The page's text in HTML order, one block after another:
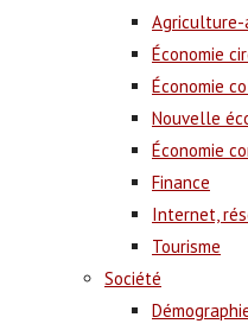
Économie
Économie
Nouvelle
Économie
Finance
Internet,
Tourisme
Société